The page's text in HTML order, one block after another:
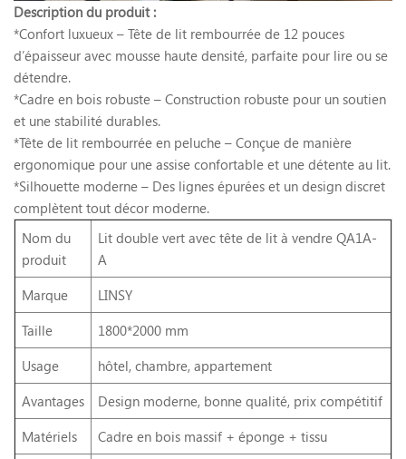
Description du produit :
*Confort luxueux – Tête de lit rembourrée de 12 pouces
d’épaisseur avec mousse haute densité, parfaite pour lire ou se
détendre.
*Cadre en bois robuste – Construction robuste pour un soutien
et une stabilité durables.
*Tête de lit rembourrée en peluche – Conçue de manière
ergonomique pour une assise confortable et une détente au lit.
*Silhouette moderne – Des lignes épurées et un design discret
complètent tout décor moderne.
Nom du
produit
Lit double vert avec tête de lit à vendre QA1A-
A
Marque
LINSY
Taille
1800*2000 mm
Usage
hôtel, chambre, appartement
Avantages
Design moderne, bonne qualité, prix compétitif
Matériels
Cadre en bois massif + éponge + tissu